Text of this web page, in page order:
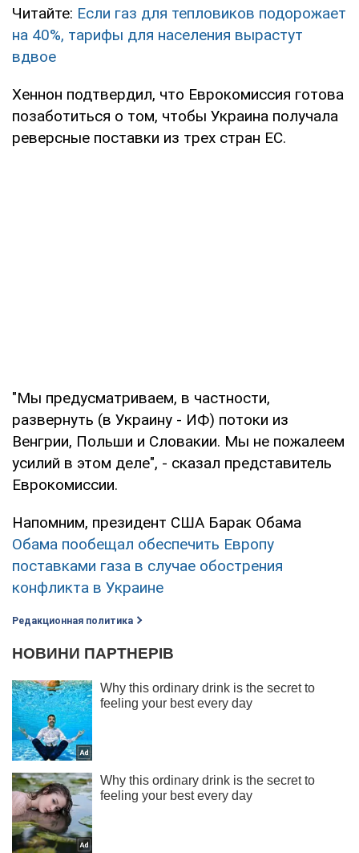
Читайте: Если газ для тепловиков подорожает
на 40%, тарифы для населения вырастут
вдвое
Хеннон подтвердил, что Еврокомиссия готова
позаботиться о том, чтобы Украина получала
реверсные поставки из трех стран ЕС.
"Мы предусматриваем, в частности,
развернуть (в Украину - ИФ) потоки из
Венгрии, Польши и Словакии. Мы не пожалеем
усилий в этом деле", - сказал представитель
Еврокомиссии.
Напомним, президент США Барак Обама
Обама пообещал обеспечить Европу
поставками газа в случае обострения
конфликта в Украине
Редакционная политика